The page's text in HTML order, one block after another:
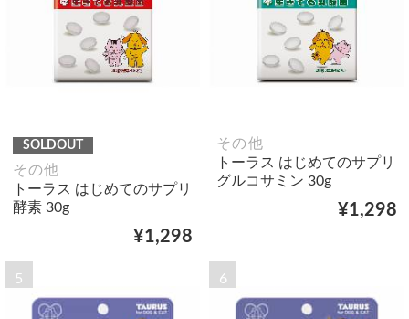
SOLDOUT
その他
トーラス はじめてのサプリ
酵素 30g
¥1,298
その他
トーラス はじめてのサプリ
グルコサミン 30g
¥1,298
5 6